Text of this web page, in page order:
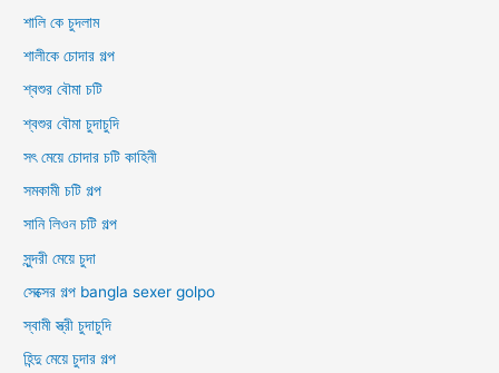
শালি কে চুদলাম
শালীকে চোদার গল্প
শ্বশুর বৌমা চটি
শ্বশুর বৌমা চুদাচুদি
সৎ মেয়ে চোদার চটি কাহিনী
সমকামী চটি গল্প
সানি লিওন চটি গল্প
সুন্দরী মেয়ে চুদা
সেক্সের গল্প bangla sexer golpo
স্বামী স্ত্রী চুদাচুদি
হিন্দু মেয়ে চুদার গল্প